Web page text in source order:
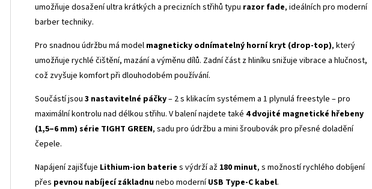
umožňuje dosažení ultra krátkých a precizních střihů typu razor fade, ideálních pro moderní
barber techniky.
Pro snadnou údržbu má model magneticky odnímatelný horní kryt (drop-top), který
umožňuje rychlé čištění, mazání a výměnu dílů. Zadní část z hliníku snižuje vibrace a hlučnost,
což zvyšuje komfort při dlouhodobém používání.
Součástí jsou 3 nastavitelné páčky– 2 s klikacím systémem a 1 plynulá freestyle – pro
maximální kontrolu nad délkou střihu. V balení najdete také 4 dvojité magnetické hřebeny
(1,5–6 mm) série TIGHT GREEN, sadu pro údržbu a mini šroubovák pro přesné doladění
čepele.
Napájení zajišťuje Lithium-ion baterie s výdrží až 180 minut, s možností rychlého dobíjení
přes pevnou nabíjecí základnunebo moderníUSB Type-C kabel.